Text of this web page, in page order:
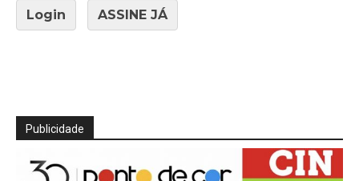
Login ASSINE JÁ
Publicidade